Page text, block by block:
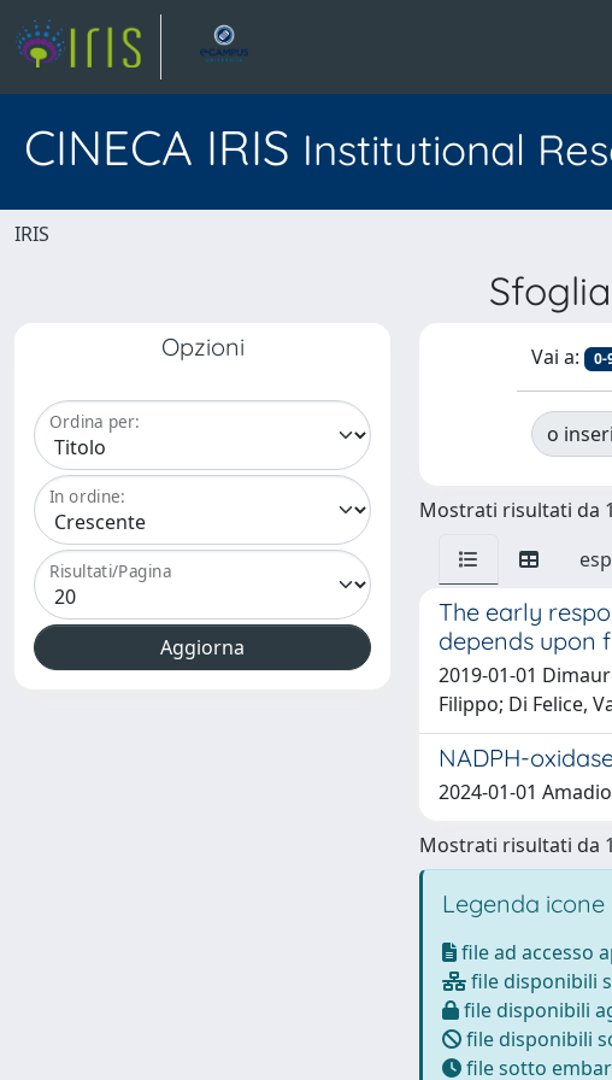
CINECA IRIS Institutional
IRIS
Opzioni
Ordina per:
In ordine:
Risultati/Pagina
Vai a: 0-
o
Mostrati risultati da
The early
depends upon
2019-01-01
Filippo; Di Felice,
NADPH-
2024-01-01
Mostrati risultati da
Legenda icone
file ad accesso
file disponibili
file disponibili
file disponibili
file sotto